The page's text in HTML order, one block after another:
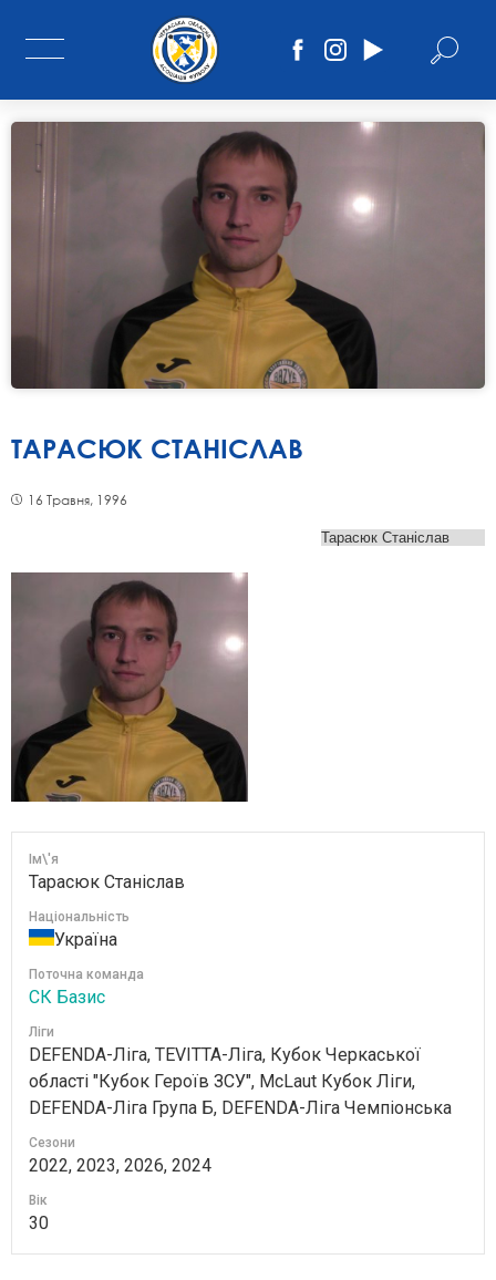
ТАРАСЮК СТАНІСЛАВ
16 Травня, 1996
Ім\'я
Тарасюк Станіслав
Національність
Україна
Поточна команда
СК Базис
Ліги
DEFENDA-Ліга, TEVITTA-Ліга, Кубок Черкаської
області "Кубок Героїв ЗСУ", McLaut Кубок Ліги,
DEFENDA-Ліга Група Б, DEFENDA-Ліга Чемпіонська
Сезони
2022, 2023, 2026, 2024
Вік
30